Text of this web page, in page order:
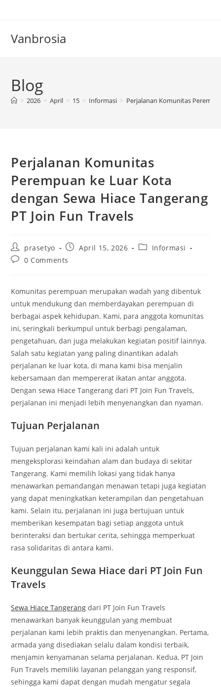
Vanbrosia
Blog
> 2026 > April > 15 > Informasi > Perjalanan Komunitas
Perjalanan Komunitas
Perempuan ke Luar Kota
dengan Sewa Hiace Tangerang
PT Join Fun Travels
Post
author:
prasetyo
PostApril 15, 2026
PostInformasi
Post0 Comments
Komunitas perempuan merupakan wadah yang dibentuk
untuk mendukung dan memberdayakan perempuan di
berbagai aspek kehidupan. Kami, para anggota komunitas
ini, seringkali berkumpul untuk berbagi pengalaman,
pengetahuan, dan juga melakukan kegiatan positif lainnya.
Salah satu kegiatan yang paling dinantikan adalah
perjalanan ke luar kota, di mana kami bisa menjalin
kebersamaan dan mempererat ikatan antar anggota.
Dengan sewa Hiace Tangerang dari PT Join Fun Travels,
perjalanan ini menjadi lebih menyenangkan dan nyaman.
Tujuan Perjalanan
Tujuan perjalanan kami kali ini adalah untuk
mengeksplorasi keindahan alam dan budaya di sekitar
Tangerang. Kami memilih lokasi yang tidak hanya
menawarkan pemandangan menawan tetapi juga kegiatan
yang dapat meningkatkan keterampilan dan pengetahuan
kami. Selain itu, perjalanan ini juga bertujuan untuk
memberikan kesempatan bagi setiap anggota untuk
berinteraksi dan bertukar cerita, sehingga memperkuat
rasa solidaritas di antara kami.
Keunggulan Sewa Hiace dari PT Join Fun
Travels
Sewa Hiace Tangerang dari PT Join Fun Travels
menawarkan banyak keunggulan yang membuat
perjalanan kami lebih praktis dan menyenangkan. Pertama,
armada yang disediakan selalu dalam kondisi terbaik,
menjamin kenyamanan selama perjalanan. Kedua, PT Join
Fun Travels memiliki layanan pelanggan yang responsif,
sehingga kami dapat dengan mudah mengatur segala